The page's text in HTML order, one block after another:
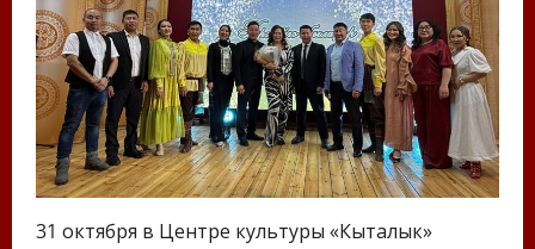
31 октября в Центре культуры «Кыталык»